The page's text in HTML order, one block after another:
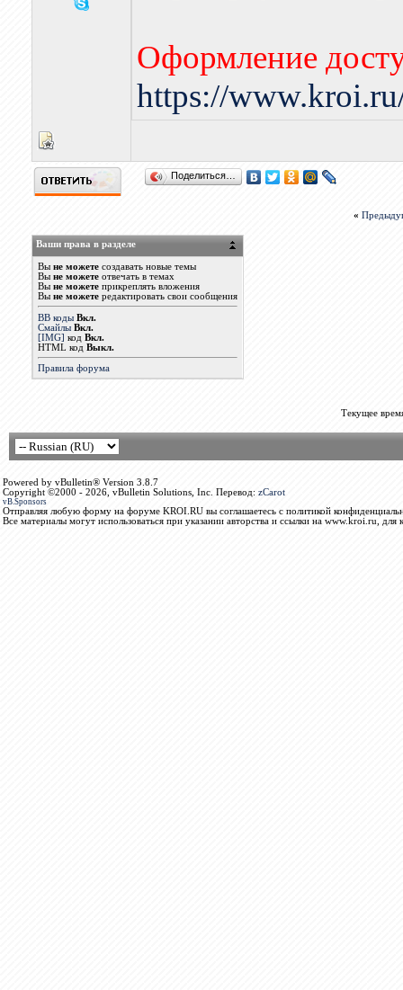
Оформление
https://
Поделиться…
«
Ваши права в разделе
Вы не можетесоздавать новые темы
Вы не можетеотвечать в темах
Вы не можетеприкреплять вложения
Вы не можетередактировать свои сообщения
BB коды Вкл.
Смайлы Вкл.
[IMG] код Вкл.
HTML код Выкл.
Правила форума
Текущее
Powered by vBulletin® Version 3.8.7
Copyright ©2000 - 2026, vBulletin Solutions, Inc. Перевод: zCarot
vB.Sponsors
Отправляя любую форму на форуме KROI.RU вы соглашаетесь с политикой
Все материалы могут использоваться при указании авторства и ссылки на www.kroi.ru, для